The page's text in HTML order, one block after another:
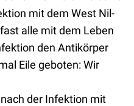
mit dem West Nil-
alle mit dem Leben
den Antikörper
Eile geboten: Wir
der Infektion mit